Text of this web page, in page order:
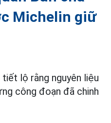
Michelin giữ
tiết lộ rằng nguyên liệu
công đoạn đã chinh